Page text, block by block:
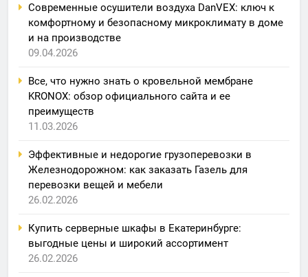
Современные осушители воздуха DanVEX: ключ к
комфортному и безопасному микроклимату в доме
и на производстве
09.04.2026
Все, что нужно знать о кровельной мембране
KRONOX: обзор официального сайта и ее
преимуществ
11.03.2026
Эффективные и недорогие грузоперевозки в
Железнодорожном: как заказать Газель для
перевозки вещей и мебели
26.02.2026
Купить серверные шкафы в Екатеринбурге:
выгодные цены и широкий ассортимент
26.02.2026